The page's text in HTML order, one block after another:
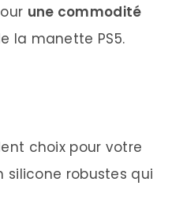
une commodité
la manette PS5.
choix pour votre
robustes qui